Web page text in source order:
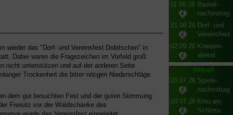
wieder das "Dorf- und Vereinsfest Dobitschen" in
Dabei waren die Fragezeichen im Vorfeld groß:
nicht unterstützen und auf der anderen Seite
Trockenheit die bitter nötigen Niederschläge
dem gut besuchten Fest und der guten Stimmung
Freisitz vor der Waldschänke des
11.08.26 Bastel-
nachmittag
21.08.26 Dorf- und
Vereinsfest
02.09.26 Kneipen-
abend
Aktuell
28.07.26 Spiele-
nachmittag
10.07.26 Kino am
Schloss